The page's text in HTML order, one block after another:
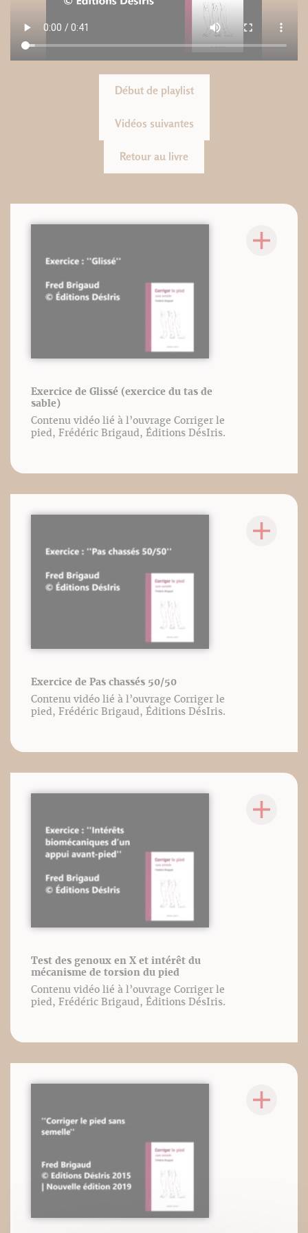
Début de playlist
Vidéos suivantes
Retour au livre
Exercice de Glissé (exercice du tas de
sable)
Contenu vidéo lié à l’ouvrage Corriger le
pied, Frédéric Brigaud, Éditions DésIris.
Exercice de Pas chassés 50/50
Contenu vidéo lié à l’ouvrage Corriger le
pied, Frédéric Brigaud, Éditions DésIris.
Test des genoux en X et intérêt du
mécanisme de torsion du pied
Contenu vidéo lié à l’ouvrage Corriger le
pied, Frédéric Brigaud, Éditions DésIris.